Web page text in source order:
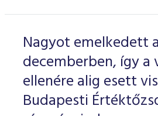
Nagyot emelkedett
decemberben, így a
ellenére alig esett
Budapesti